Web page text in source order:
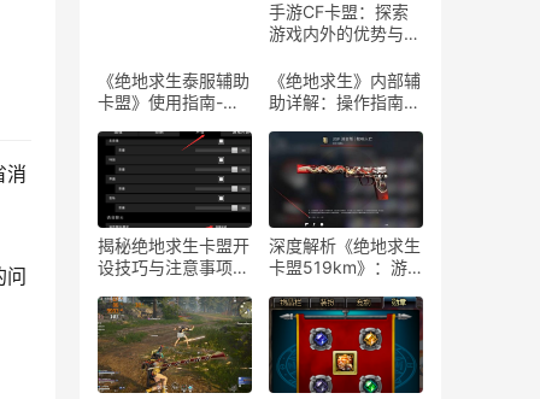
消
问
手游CF卡盟：探索
游戏内外的优势与合
盟：深入解析游戏产
业中的联盟与合作策
《绝地求生泰服辅助
卡盟》使用指南-
卡盟》体验分享及使
用技巧
《绝地求生》内部辅
助详解：操作指南与
生》内部辅助软件使
用教程与注意事项
揭秘绝地求生卡盟开
设技巧与注意事项-
绝地求生游戏卡盟平
台
深度解析《绝地求生
卡盟519km》：游
《绝地求生》卡盟
519km：揭秘高端
玩家生存与竞技秘籍